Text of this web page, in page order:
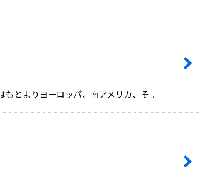
とよりヨーロッパ、南アメリカ、そ…